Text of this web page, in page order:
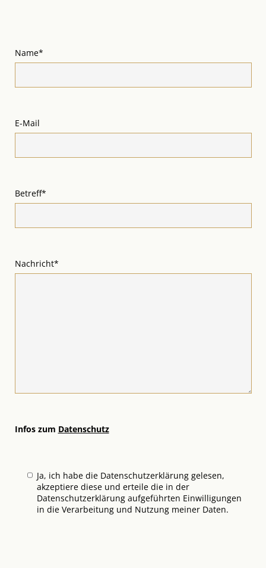
Name*
E-Mail
Betreff*
Nachricht*
Infos zum Datenschutz
Ja, ich habe die Datenschutzerklärung gelesen,
akzeptiere diese und erteile die in der
Datenschutzerklärung aufgeführten Einwilligungen
in die Verarbeitung und Nutzung meiner Daten.